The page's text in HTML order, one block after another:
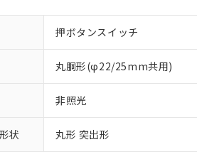
押ボタンスイッチ
丸胴形(φ22/25mm共用)
非照光
状 丸形 突出形